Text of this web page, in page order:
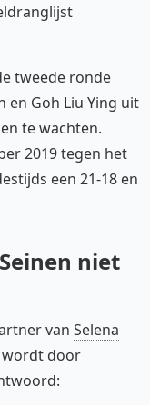
tweede ronde
en Goh Liu Ying uit
te wachten.
2019 tegen het
een 21-18 en
niet
van Selena
wordt door